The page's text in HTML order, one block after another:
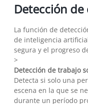
Detección
La función de
de inteligencia
segura y el progreso
>
Detección de trabajo
Detecta si solo una
escena en la que se
durante un período